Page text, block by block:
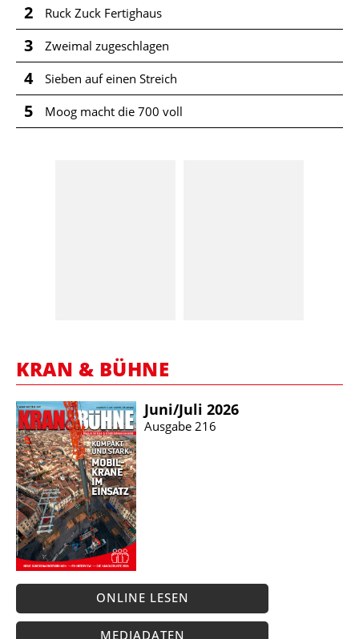
2 Ruck Zuck Fertighaus
3 Zweimal zugeschlagen
4 Sieben auf einen Streich
5 Moog macht die 700 voll
KRAN & BÜHNE
Juni/​Juli 2026
Ausgabe 216
ONLINE LESEN
MEDIADATEN